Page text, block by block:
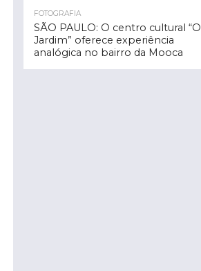
FOTOGRAFIA
SÃO PAULO: O centro cultural “O
Jardim” oferece experiência
analógica no bairro da Mooca